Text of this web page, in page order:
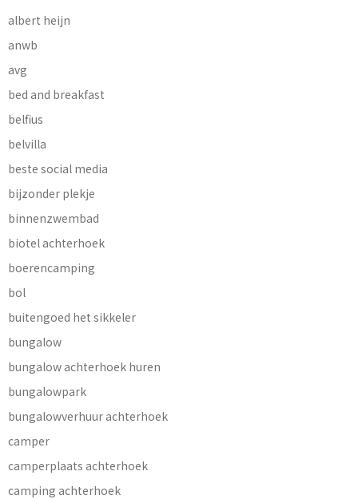
albert heijn
anwb
avg
bed and breakfast
belfius
belvilla
beste social media
bijzonder plekje
binnenzwembad
biotel achterhoek
boerencamping
bol
buitengoed het sikkeler
bungalow
bungalow achterhoek huren
bungalowpark
bungalowverhuur achterhoek
camper
camperplaats achterhoek
camping achterhoek